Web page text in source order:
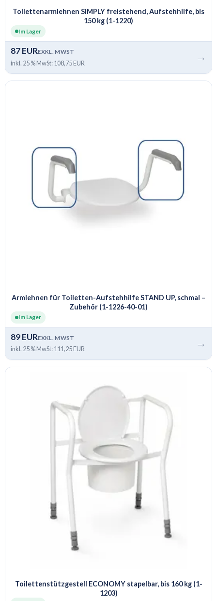
Toilettenarmlehnen SIMPLY freistehend, Aufstehhilfe, bis
150 kg (1-1220)
Im Lager
87 EUREXKL. MWST
inkl. 25 % MwSt: 108,75 EUR →
Armlehnen für Toiletten-Aufstehhilfe STAND UP, schmal –
Zubehör (1-1226-40-01)
Im Lager
89 EUREXKL. MWST
inkl. 25 % MwSt: 111,25 EUR →
Toilettenstützgestell ECONOMY stapelbar, bis 160 kg (1-
1203)